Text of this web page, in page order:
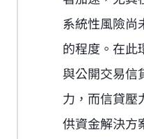
系統性風險尚
的程度。在此
與公開交易信
力，而信貸壓
供資金解決方